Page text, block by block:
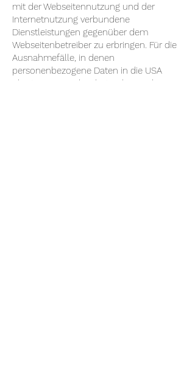
mit der Webseitennutzung und der
Internetnutzung verbundene
Dienstleistungen gegenüber dem
Webseitenbetreiber zu erbringen. Für die
Ausnahmefälle, in denen
personenbezogene Daten in die USA
übertragen werden, hat sich Google